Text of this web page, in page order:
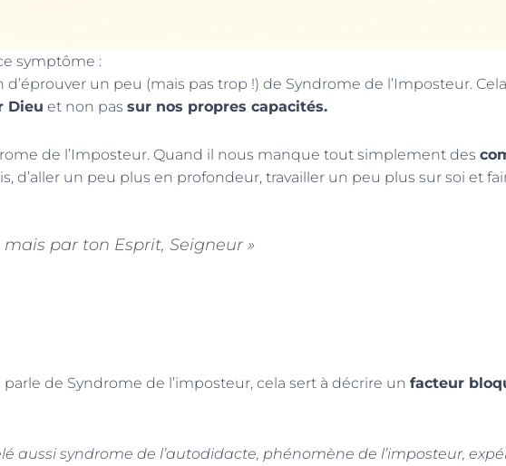
symptôme :
un peu (mais pas trop !) de Syndrome de l’Imposteur.
Dieu et non pas sur nos propres capacités.
de l’Imposteur. Quand il nous manque tout simplement des
d’aller un peu plus en profondeur, travailler un peu plus sur soi et
par ton Esprit, Seigneur »
de Syndrome de l’imposteur, cela sert à décrire un facteur
aussi syndrome de l’autodidacte, phénomène de l’imposteur,